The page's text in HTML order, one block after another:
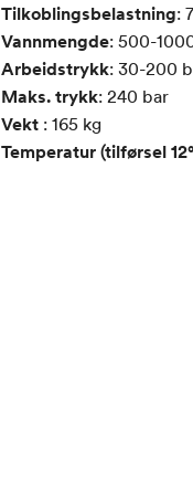
Tilkoblingsbelastning:
Vannmengde: 500-
Arbeidstrykk: 30-200
Maks. trykk: 240 bar
Vekt : 165 kg
Temperatur (tilførsel